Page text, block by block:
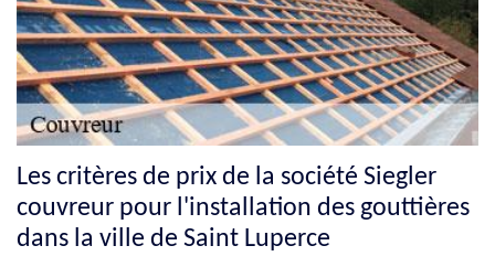
Les critères de prix de la société Siegler
couvreur pour l'installation des gouttières
dans la ville de Saint Luperce